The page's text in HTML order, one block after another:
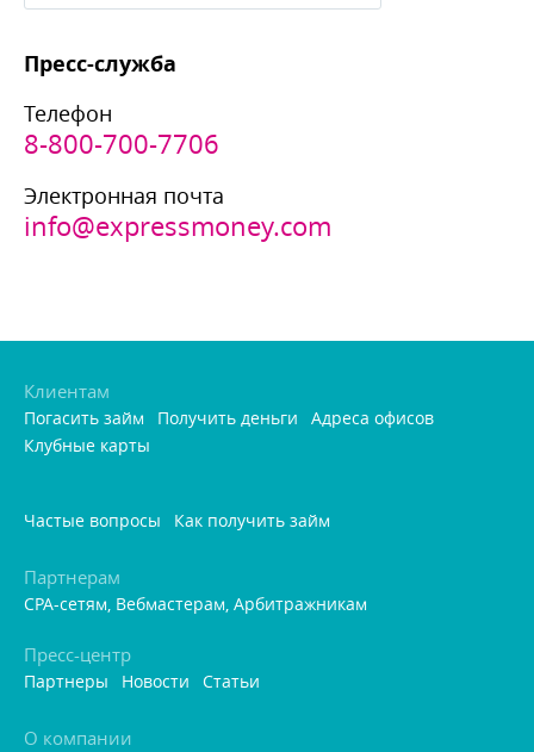
Пресс-служба
Телефон
8-800-700-7706
Электронная почта
info@expressmoney.com
Клиентам
Погасить займ Получить деньги
Адреса офисо
Клубные карты
Частые вопросы Как получить займ
Партнерам
CPA-сетям, Вебмастерам, Арбитражникам
Пресс-центр
Партнеры Новости Статьи
О компании